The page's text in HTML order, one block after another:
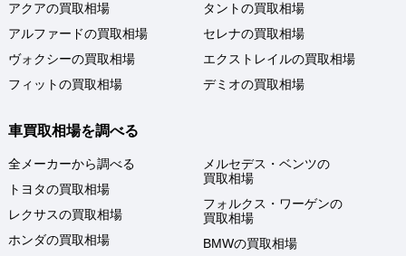
アクアの買取相場
アルファードの買取相場
ヴォクシーの買取相場
フィットの買取相場
タントの買取相場
セレナの買取相場
エクストレイルの買取相場
デミオの買取相場
車買取相場を調べる
全メーカーから調べる
トヨタの買取相場
レクサスの買取相場
ホンダの買取相場
メルセデス・ベンツの
買取相場
フォルクス・ワーゲンの
買取相場
BMWの買取相場